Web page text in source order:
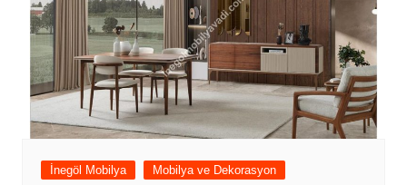
İnegöl Mobilya Mobilya ve Dekorasyon